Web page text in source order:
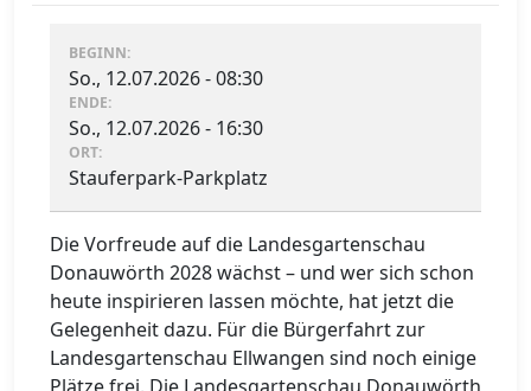
BEGINN:
So., 12.07.2026 - 08:30
ENDE:
So., 12.07.2026 - 16:30
ORT:
Stauferpark-Parkplatz
Die Vorfreude auf die Landesgartenschau
Donauwörth 2028 wächst – und wer sich schon
heute inspirieren lassen möchte, hat jetzt die
Gelegenheit dazu. Für die Bürgerfahrt zur
Landesgartenschau Ellwangen sind noch einige